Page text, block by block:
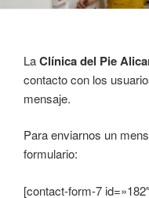
LaClínica del Pie
contacto con los
mensaje.
Para enviarnos un
formulario:
[contact-form-7